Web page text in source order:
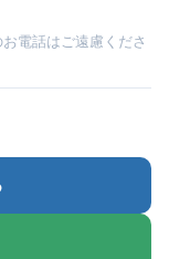
電話はご遠慮くださ